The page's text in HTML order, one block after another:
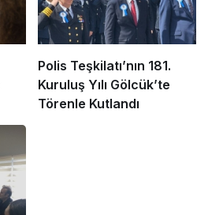
Polis Teşkilatı’nın 181.
Kuruluş Yılı Gölcük’te
Törenle Kutlandı